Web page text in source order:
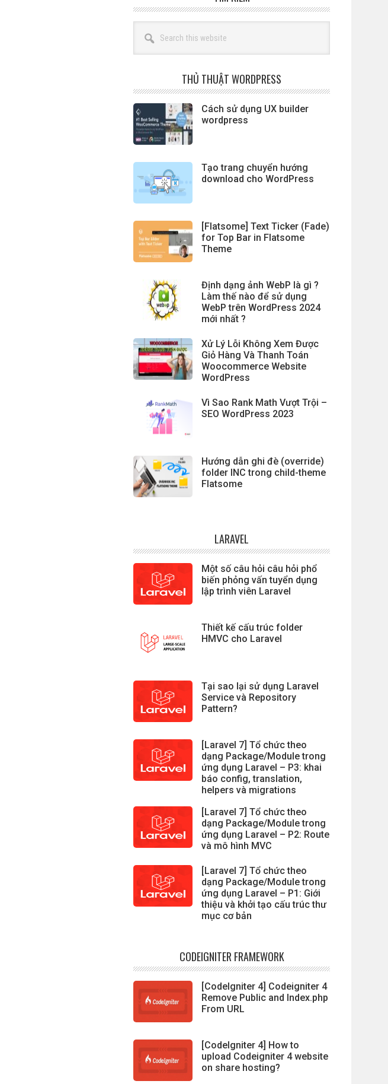
this
website
THỦ THUẬT WORDPRESS
Cách sử dụng UX builder
wordpress
Tạo trang chuyển hướng
download cho WordPress
[Flatsome] Text Ticker (Fade)
for Top Bar in Flatsome
Theme
Định dạng ảnh WebP là gì ?
Làm thế nào để sử dụng
WebP trên WordPress 2024
mới nhất ?
Xử Lý Lỗi Không Xem Được
Giỏ Hàng Và Thanh Toán
Woocommerce Website
WordPress
Vì Sao Rank Math Vượt Trội –
SEO WordPress 2023
Hướng dẫn ghi đè (override)
folder INC trong child-theme
Flatsome
LARAVEL
Một số câu hỏi câu hỏi phổ
biến phỏng vấn tuyển dụng
lập trình viên Laravel
Thiết kế cấu trúc folder
HMVC cho Laravel
Tại sao lại sử dụng Laravel
Service và Repository
Pattern?
[Laravel 7] Tổ chức theo
dạng Package/Module trong
ứng dụng Laravel – P3: khai
báo config, translation,
helpers và migrations
[Laravel 7] Tổ chức theo
dạng Package/Module trong
ứng dụng Laravel – P2: Route
và mô hình MVC
[Laravel 7] Tổ chức theo
dạng Package/Module trong
ứng dụng Laravel – P1: Giới
thiệu và khởi tạo cấu trúc thư
mục cơ bản
CODEIGNITER FRAMEWORK
[CodeIgniter 4] Codeigniter 4
Remove Public and Index.php
From URL
[CodeIgniter 4] How to
upload Codeigniter 4 website
on share hosting?